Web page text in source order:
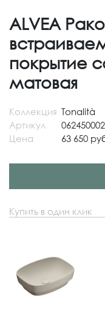
ALVEA
покрытие
матовая
Коллекция Tonalità
Артикул
Цена
63 650
Купить в один клик